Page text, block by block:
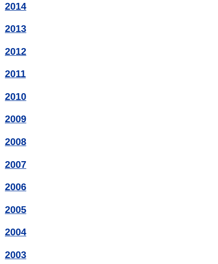
2014
2013
2012
2011
2010
2009
2008
2007
2006
2005
2004
2003